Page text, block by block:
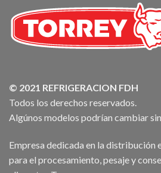
© 2021 REFRIGERACION FDH
Todos los derechos reservados.
Algúnos modelos podrían cambiar
Empresa dedicada en la distribución
para el procesamiento, pesaje y